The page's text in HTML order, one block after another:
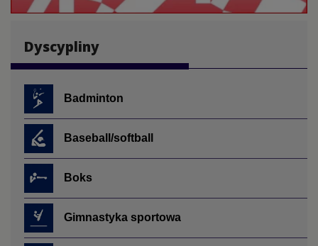
Dyscypliny
Badminton
Baseball/softball
Boks
Gimnastyka sportowa